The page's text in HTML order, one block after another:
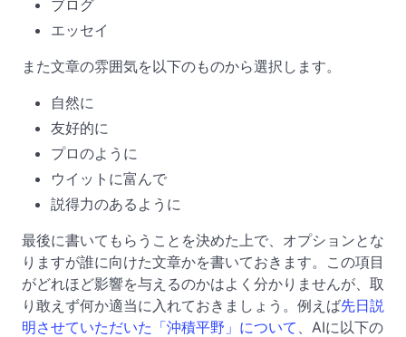
ブログ
エッセイ
また文章の雰囲気を以下のものから選択します。
自然に
友好的に
プロのように
ウイットに富んで
説得力のあるように
最後に書いてもらうことを決めた上で、オプションとな
りますが誰に向けた文章かを書いておきます。この項目
がどれほど影響を与えるのかはよく分かりませんが、取
り敢えず何か適当に入れておきましょう。例えば先日説
明させていただいた「沖積平野」について 、AIに以下の